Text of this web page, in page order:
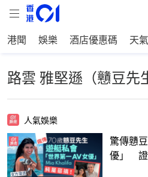
港聞 娛樂 酒店優惠碼 天
路雲 雅堅遜（戇豆先
人氣娛樂
驚傳戇
優」 證